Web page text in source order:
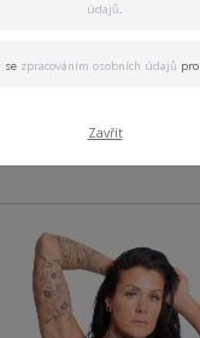
Bodycon
údajů.
se zpracováním osobních údajů
Zavřít